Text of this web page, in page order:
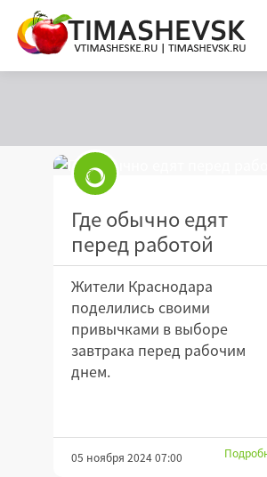
Где обычно едят
перед работой
Жители Краснодара
поделились своими
привычками в выборе
завтрака перед рабочим
днем.
05 ноября 2024 07:00